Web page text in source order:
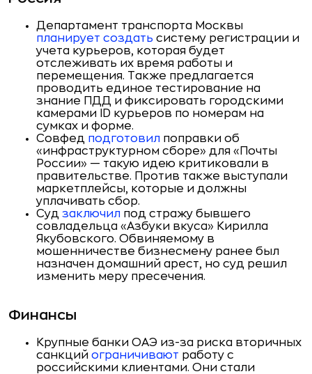
Департамент транспорта Москвы
планирует создать систему регистрации и
учета курьеров, которая будет
отслеживать их время работы и
перемещения. Также предлагается
проводить единое тестирование на
знание ПДД и фиксировать городскими
камерами ID курьеров по номерам на
сумках и форме.
Совфед подготовил поправки об
«инфраструктурном сборе» для «Почты
России» — такую идею критиковали в
правительстве. Против также выступали
маркетплейсы, которые и должны
уплачивать сбор.
Суд заключил под стражу бывшего
совладельца «Азбуки вкуса» Кирилла
Якубовского. Обвиняемому в
мошенничестве бизнесмену ранее был
назначен домашний арест, но суд решил
изменить меру пресечения.
Финансы
Крупные банки ОАЭ из-за риска вторичных
санкций ограничивают работу с
российскими клиентами. Они стали